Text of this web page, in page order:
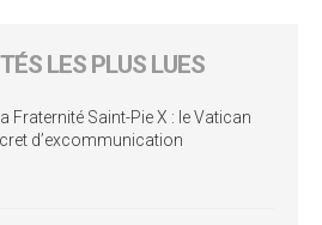
LES PLUS LUES
Fraternité Saint-Pie X : le Vatican
d’excommunication